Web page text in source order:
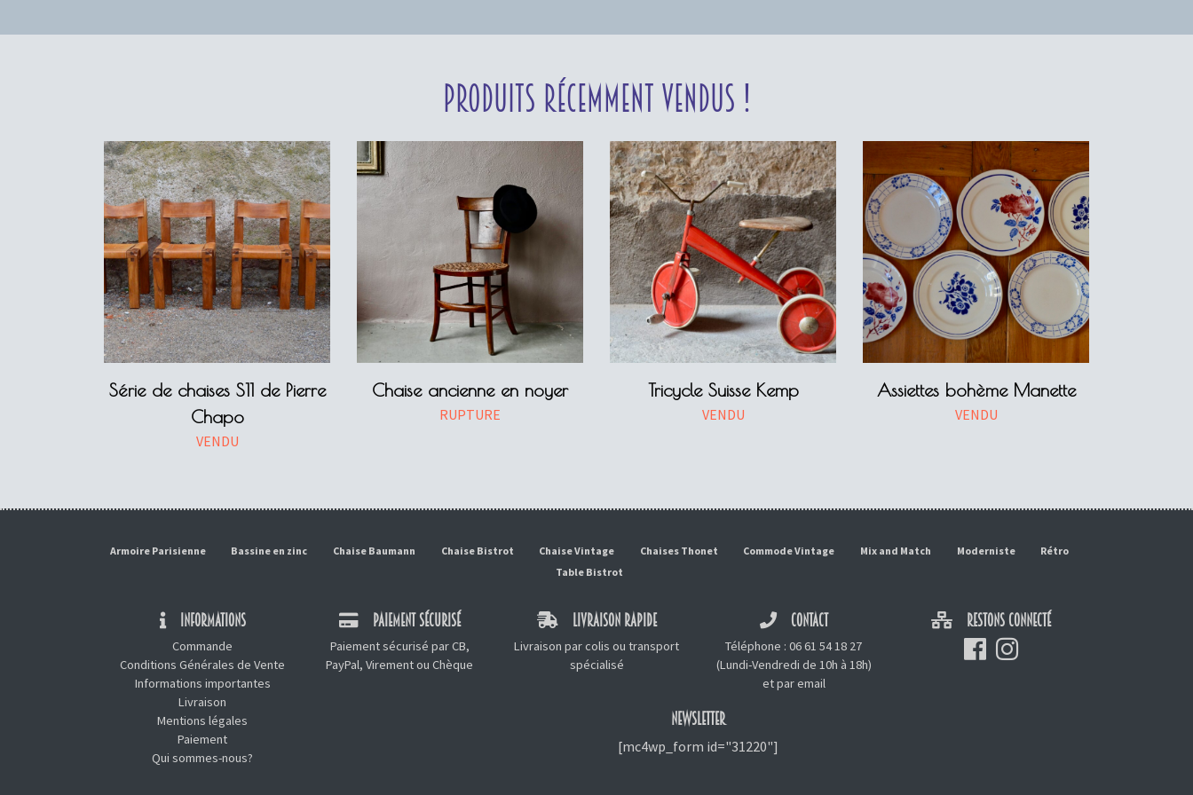
Produits récemment vendus !
Série de chaises S11 de Pierre
Chapo
VENDU
Chaise ancienne en noyer
RUPTURE
Tricycle Suisse Kemp
VENDU
Assiettes bohème Manette
VENDU
Armoire Parisienne Bassine en zinc Chaise Baumann Chaise Bistrot Chaise Vintage Chaises Thonet Commode Vintage Mix and Match Moderniste
Rétro
Table Bistrot
INFORMATIONS
Commande
Conditions Générales de Vente
Informations importantes
Livraison
Mentions légales
Paiement
Qui sommes-nous?
PAIEMENT SÉCURISÉ
Paiement sécurisé par CB,
PayPal, Virement ou Chèque
LIVRAISON RAPIDE
Livraison par colis ou transport
spécialisé
CONTACT
Téléphone : 06 61 54 18 27
(Lundi-Vendredi de 10h à 18h)
etpar email
RESTONS CONNECTÉ
NEWSLETTER
[mc4wp_form id="31220"]